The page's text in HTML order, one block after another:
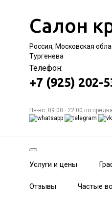
Салон
Россия, Московская
Тургенева
Телефон:
+7 (925) 202-
Пн-вс: 09:00—22:00 по
Услуги и цены
Отзывы Частые